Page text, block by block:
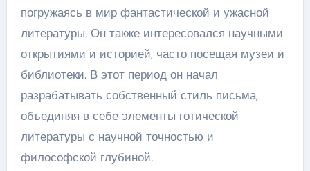
погружаясь в мир фантастической и ужасной
литературы. Он также интересовался научными
открытиями и историей, часто посещая музеи и
библиотеки. В этот период он начал
разрабатывать собственный стиль письма,
объединяя в себе элементы готической
литературы с научной точностью и
философской глубиной.